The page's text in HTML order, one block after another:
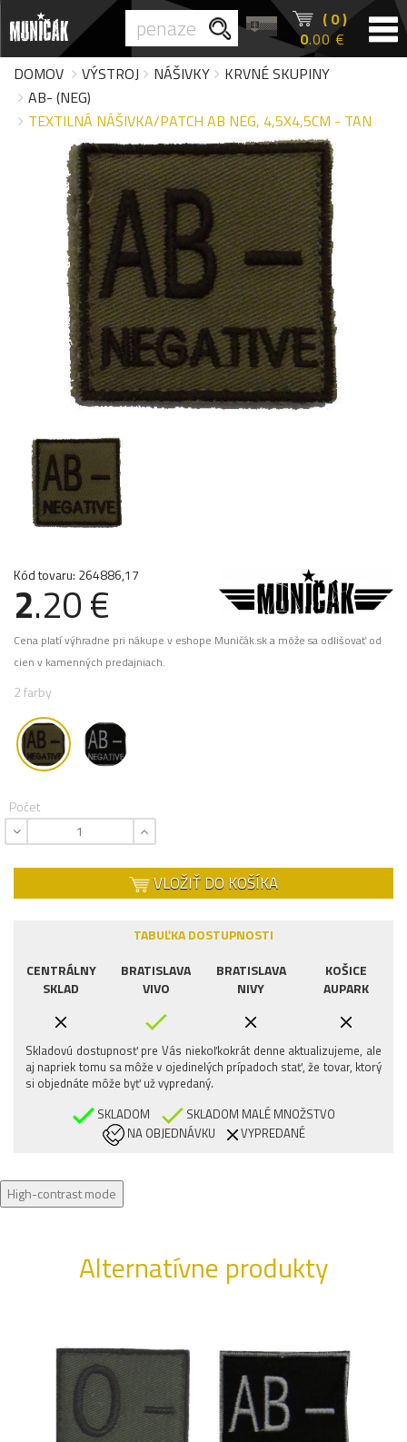
( 0 )
0.00 €
DOMOV
VÝSTROJ NÁŠIVKY
KRVNÉ SKUPINY
AB- (NEG)
TEXTILNÁ NÁŠIVKA/PATCH AB NEG, 4,5X4,5CM - TAN
Kód tovaru: 264886,17
2.20 €
Cena platí výhradne pri nákupe v eshope Muničák.sk a môže sa odlišovať od
cien v kamenných predajniach.
2 farby
Počet
VLOŽIŤ DO KOŠÍKA
TABUĽKA DOSTUPNOSTI
CENTRÁLNY
SKLAD
BRATISLAVA
VIVO
BRATISLAVA
NIVY
KOŠICE
AUPARK
Skladovú dostupnosť pre Vás niekoľkokrát denne aktualizujeme, ale
aj napriek tomu sa môže v ojedinelých prípadoch stať, že tovar, ktorý
si objednáte môže byť už vypredaný.
SKLADOM
SKLADOM MALÉ MNOŽSTVO
NA OBJEDNÁVKU
VYPREDANÉ
High-contrast mode
Alternatívne produkty